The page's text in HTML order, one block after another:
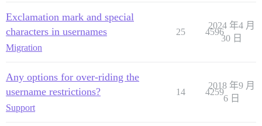
Exclamation mark and special
characters in usernames
Migration
25 4596
2024 年4 月
30 日
Any options for over-riding the
username restrictions?
Support
14 4259
2018 年9 月
6 日